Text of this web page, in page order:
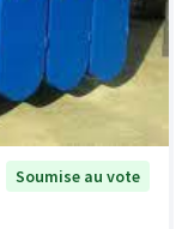
Soumise au vote